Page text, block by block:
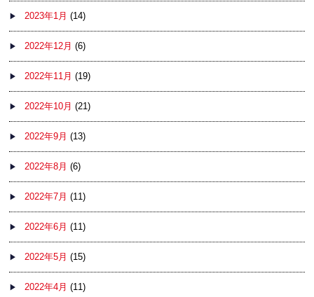
2023年1月 (14)
2022年12月 (6)
2022年11月 (19)
2022年10月 (21)
2022年9月 (13)
2022年8月 (6)
2022年7月 (11)
2022年6月 (11)
2022年5月 (15)
2022年4月 (11)